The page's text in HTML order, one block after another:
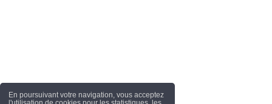
En poursuivant votre navigation, vous acceptez